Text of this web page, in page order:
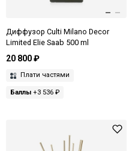
Диффузор Culti Milano Decor
Limited Elie Saab 500 ml
20 800 ₽
Плати частями
Баллы+3 536 ₽